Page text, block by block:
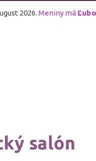
2026. Meniny má
salón